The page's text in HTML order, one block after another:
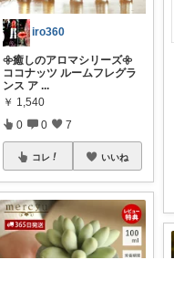
iro360
𖧷癒しのアロマシリーズ𖧷
ココナッツ ルームフレグラ
ンス ア ...
￥ 1,540
0 0 7
コレ いいね